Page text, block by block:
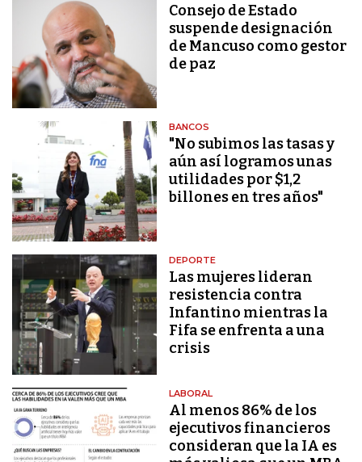
Consejo de Estado
suspende designación
de Mancuso como gestor
de paz
BANCOS
"No subimos las tasas y
aún así logramos unas
utilidades por $1,2
billones en tres años"
DEPORTE
Las mujeres lideran
resistencia contra
Infantino mientras la
Fifa se enfrenta a una
crisis
LABORAL
Al menos 86% de los
ejecutivos financieros
consideran que la IA es